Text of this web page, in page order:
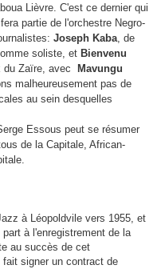
Lièvre. C'est ce dernier qui
partie de l'orchestre Negro-
Joseph Kaba, de
soliste, et Bienvenu
du Zaïre, avec
Mavungu
malheureusement pas de
au sein desquelles
Essous peut se résumer
de la Capitale, African-
à Léopoldvile vers 1955, et
à l'enregistrement de la
au succès de cet
signer un contract de